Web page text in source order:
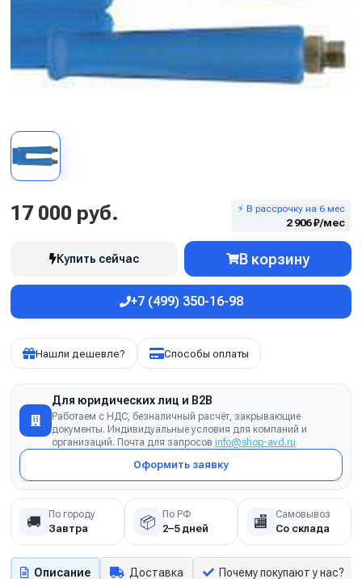
17 000 руб. ⚡ В рассрочку на 6 мес
2 906 ₽/мес
Купить сейчас В корзину
+7 (499) 350-16-98
Нашли дешевле? Способы оплаты
Для юридических лиц и B2B
Работаем с НДС, безналичный расчёт, закрывающие
документы. Индивидуальные условия для компаний и
организаций. Почта для запросов info@shop-avd.ru
Оформить заявку
🚚 По городу
Завтра 📦 По РФ
2–5 дней 🏬 Самовывоз
Со склада
Описание Доставка Почему покупают у нас?